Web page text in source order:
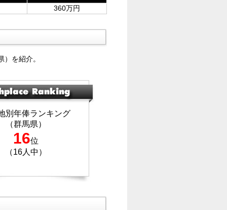
360万円
を紹介。
別年俸ランキング
（群馬県）
16位
（16人中）